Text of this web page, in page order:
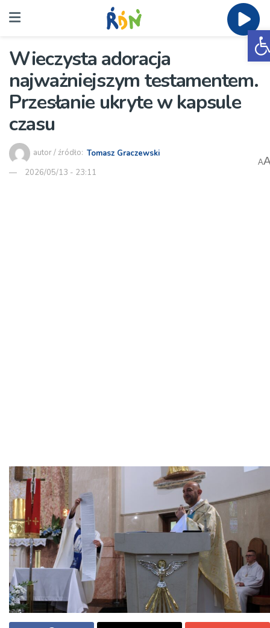
Wieczysta adoracja
najważniejszym testamentem.
Przesłanie ukryte w kapsule
czasu
autor / źródło: Tomasz Graczewski
2026/05/13 - 23:11
A